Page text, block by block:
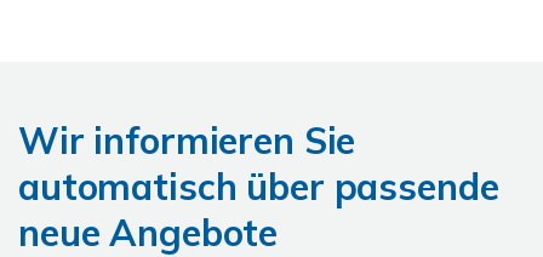
Wir informieren Sie
automatisch über passende
neue Angebote